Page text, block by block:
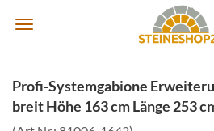
Profi-Systemgabione
breit Höhe 163 cm Länge 253